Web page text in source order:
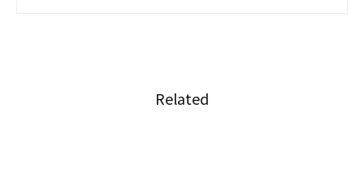
Related